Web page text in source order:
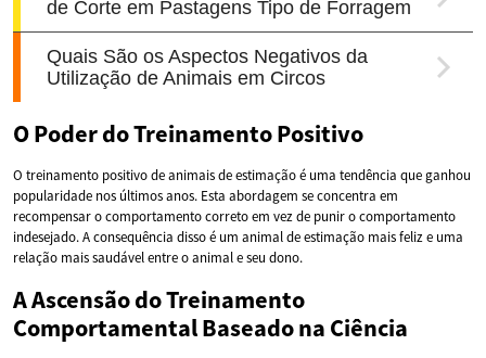
O Poder do Treinamento Positivo
O treinamento positivo de animais de estimação é uma tendência que ganhou
popularidade nos últimos anos. Esta abordagem se concentra em
recompensar o comportamento correto em vez de punir o comportamento
indesejado. A consequência disso é um animal de estimação mais feliz e uma
relação mais saudável entre o animal e seu dono.
A Ascensão do Treinamento
Comportamental Baseado na Ciência